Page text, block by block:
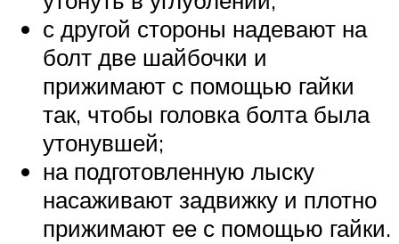
с другой стороны надевают на
болт две шайбочки и
прижимают с помощью гайки
так, чтобы головка болта была
утонувшей;
на подготовленную лыску
насаживают задвижку и плотно
прижимают ее с помощью гайки.